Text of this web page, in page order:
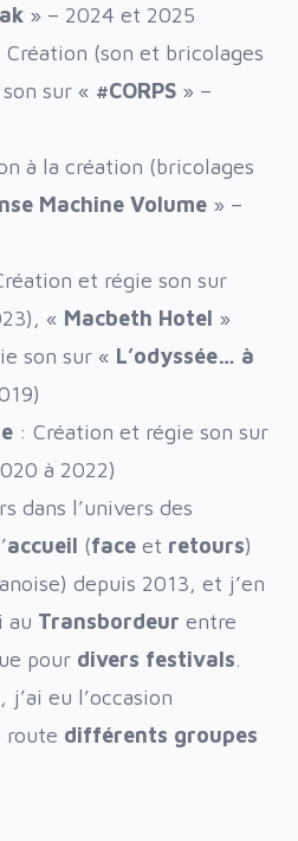
» – 2024 et 2025
Création (son et bricolages
sur « #CORPS » –
à la création (bricolages
Machine Volume » –
et régie son sur
« Macbeth Hotel »
son sur « L’odyssée… à
: Création et régie son sur
à 2022)
dans l’univers des
accueil (face et retours)
depuis 2013, et j’en
au Transbordeur entre
pour divers festivals.
j’ai eu l’occasion
route différents groupes